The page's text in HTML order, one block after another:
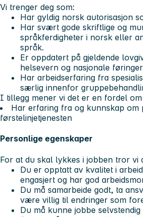
Vi trenger deg som:
Har gyldig norsk autorisasjon
Har svært gode skriftlige og
språkferdigheter i norsk eller
språk.
Er oppdatert på gjeldende
helsevern og nasjonale føringer
Har arbeidserfaring fra
særlig innenfor
I tillegg mener vi det er en fordel om
Har erfaring fra og kunnskap om
førstelinjetjenesten
Personlige egenskaper
For at du skal lykkes i jobben tror vi
Du er opptatt av kvalitet i
engasjert og har god
Du må samarbeide godt, ta
være villig til endringer som
Du må kunne jobbe selvstendig